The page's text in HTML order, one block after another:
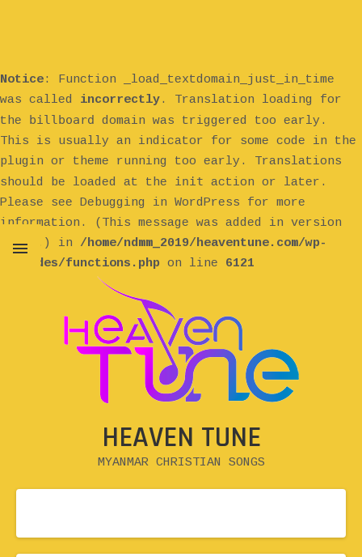
Notice: Function _load_textdomain_just_in_time
was called incorrectly. Translation loading for
the billboard domain was triggered too early.
This is usually an indicator for some code in the
plugin or theme running too early. Translations
should be loaded at the init action or later.
Please see Debugging in WordPress for more
information. (This message was added in version
6.7.0.) in /home/ndmm_2019/heaventune.com/wp-
includes/functions.php on line 6121
HEAVEN TUNE
MYANMAR CHRISTIAN SONGS